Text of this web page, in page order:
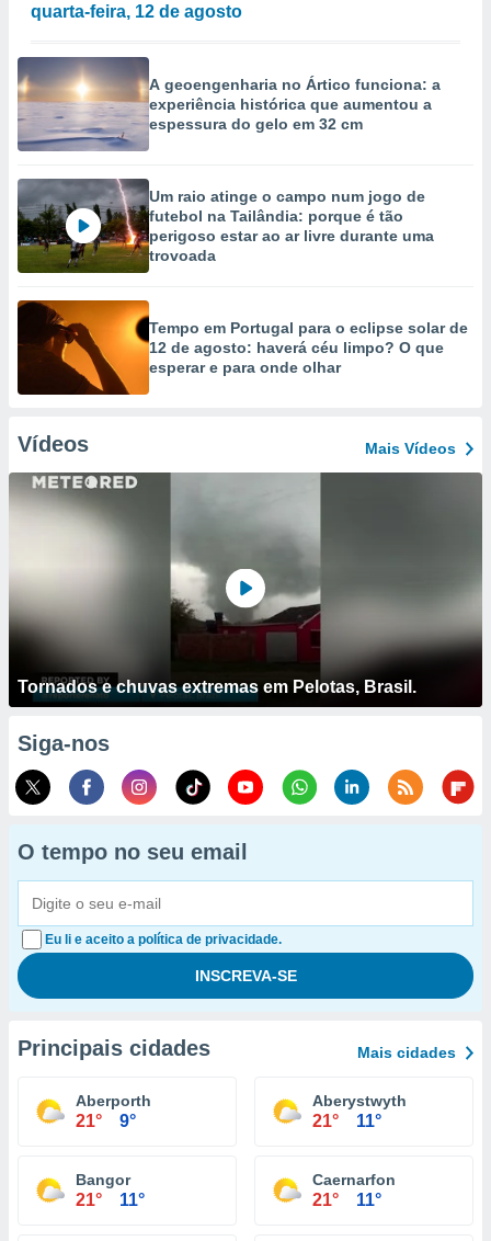
quarta-feira, 12 de agosto
A geoengenharia no Ártico funciona: a
experiência histórica que aumentou a
espessura do gelo em 32 cm
Um raio atinge o campo num jogo de
futebol na Tailândia: porque é tão
perigoso estar ao ar livre durante uma
trovoada
Tempo em Portugal para o eclipse solar de
12 de agosto: haverá céu limpo? O que
esperar e para onde olhar
Vídeos Mais Vídeos
Tornados e chuvas extremas em Pelotas, Brasil.
Siga-nos
O tempo no seu email
Eu li e aceito a política de privacidade.
Principais cidades Mais cidades
Aberporth
21° 9°
Aberystwyth
21° 11°
Bangor
21° 11°
Caernarfon
21° 11°